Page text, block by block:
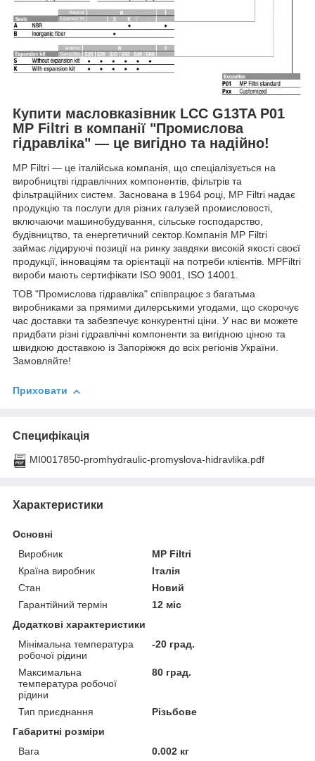
Купити масловказівник LCC G13TA P01
MP Filtri в компанії "Промислова
гідравліка" — це вигідно та надійно!
MP Filtri — це італійська компанія, що спеціалізується на
виробництві гідравлічних компонентів, фільтрів та
фільтраційних систем. Заснована в 1964 році, MP Filtri надає
продукцію та послуги для різних галузей промисловості,
включаючи машинобудування, сільське господарство,
будівництво, та енергетичний сектор.Компанія MP Filtri
займає лідируючі позиції на ринку завдяки високій якості своєї
продукції, інноваціям та орієнтації на потреби клієнтів. MPFiltri
вироби мають сертифікати ISO 9001, ISO 14001.
ТОВ "Промислова гідравліка" співпрацює з багатьма
виробниками за прямими дилерськими угодами, що скорочує
час доставки та забезпечує конкурентні ціни. У нас ви можете
придбати різні гідравлічні компоненти за вигідною ціною та
швидкою доставкою із Запоріжжя до всіх регіонів України.
Замовляйте!
Приховати
Специфікація
MI0017850-promhydraulic-promyslova-hidravlika.pdf
Характеристики
Основні
Виробник
MP Filtri
Країна виробник
Італія
Стан
Новий
Гарантійний термін
12 міс
Додаткові характеристики
Мінімальна температура
робочої рідини
-20 град.
Максимальна
температура робочої
рідини
80 град.
Тип приєднання
Різьбове
Габаритні розміри
Вага
0.002 кг